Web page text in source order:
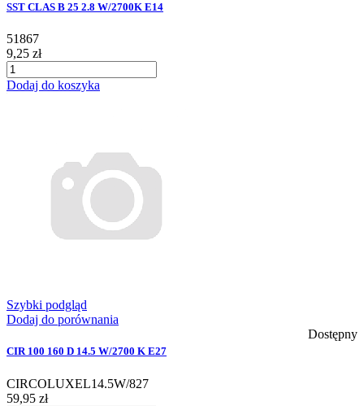
SST CLAS B 25 2.8 W/2700K E14
51867
9,25 zł
Dodaj do koszyka
Szybki podgląd
Dodaj do porównania
Dostępny
CIR 100 160 D 14.5 W/2700 K E27
CIRCOLUXEL14.5W/827
59,95 zł